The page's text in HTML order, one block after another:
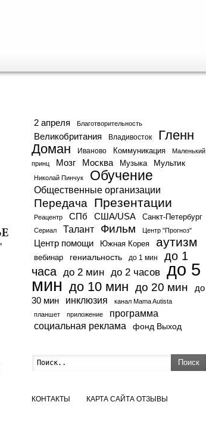
2 апреля Благотворительность
Великобритания Владивосток
Гленн
Доман
Иваново Коммуникация
Маленький
принц
Мозг Москва Музыка Мультик
Николай Пинчук Обучение
Общественные организации
Передача Презентации
Реацентр СПб США/USA Санкт-Петербург
Сериал Талант Фильм Центр "Прогноз"
Центр помощи Южная Корея аутизм
вебинар гениальность до 1 мин
до 1
часа
до 2 мин до 2 часов до 5
мин до 10 мин до 20 мин
до
30 мин
инклюзия
канал Mama Autista
планшет
приложение программа
социальная реклама фонд Выход
Поиск
КОНТАКТЫ КАРТА САЙТА ОТЗЫВЫ